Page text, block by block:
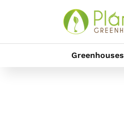
Greenhouses